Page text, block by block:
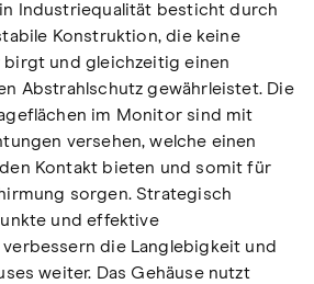
Industriequalität besticht durch
Konstruktion, die keine
und gleichzeitig einen
Abstrahlschutz gewährleistet. Die
im Monitor sind mit
versehen, welche einen
Kontakt bieten und somit für
sorgen. Strategisch
und effektive
die Langlebigkeit und
weiter. Das Gehäuse nutzt